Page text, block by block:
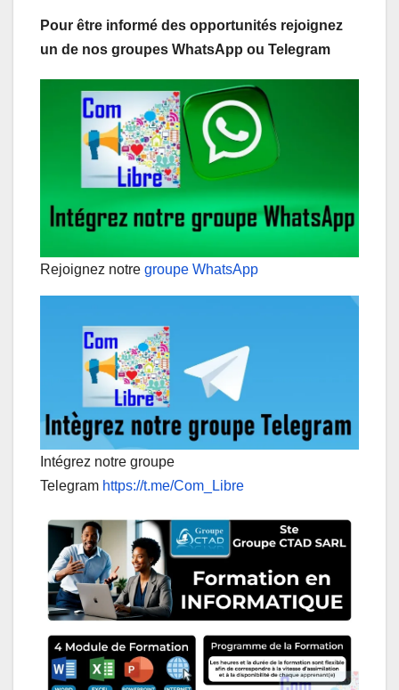
Pour être informé des opportunités rejoignez
un de nos groupes WhatsApp ou Telegram
Rejoignez notre groupe WhatsApp
Intégrez notre groupe
Telegram https://t.me/Com_Libre